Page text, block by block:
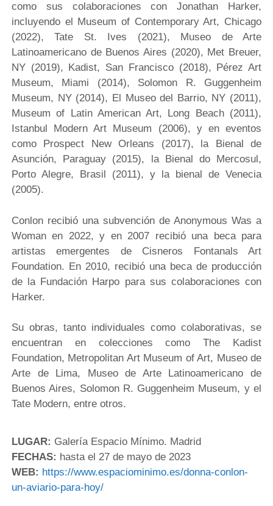
como sus colaboraciones con Jonathan Harker,
incluyendo el Museum of Contemporary Art, Chicago
(2022), Tate St. Ives (2021), Museo de Arte
Latinoamericano de Buenos Aires (2020), Met Breuer,
NY (2019), Kadist, San Francisco (2018), Pérez Art
Museum, Miami (2014), Solomon R. Guggenheim
Museum, NY (2014), El Museo del Barrio, NY (2011),
Museum of Latin American Art, Long Beach (2011),
Istanbul Modern Art Museum (2006), y en eventos
como Prospect New Orleans (2017), la Bienal de
Asunción, Paraguay (2015), la Bienal do Mercosul,
Porto Alegre, Brasil (2011), y la bienal de Venecia
(2005).
Conlon recibió una subvención de Anonymous Was a
Woman en 2022, y en 2007 recibió una beca para
artistas emergentes de Cisneros Fontanals Art
Foundation. En 2010, recibió una beca de producción
de la Fundación Harpo para sus colaboraciones con
Harker.
Su obras, tanto individuales como colaborativas, se
encuentran en colecciones como The Kadist
Foundation, Metropolitan Art Museum of Art, Museo de
Arte de Lima, Museo de Arte Latinoamericano de
Buenos Aires, Solomon R. Guggenheim Museum, y el
Tate Modern, entre otros.
LUGAR: Galería Espacio Mínimo. Madrid
FECHAS: hasta el 27 de mayo de 2023
WEB: https://www.espaciominimo.es/donna-conlon-
un-aviario-para-hoy/